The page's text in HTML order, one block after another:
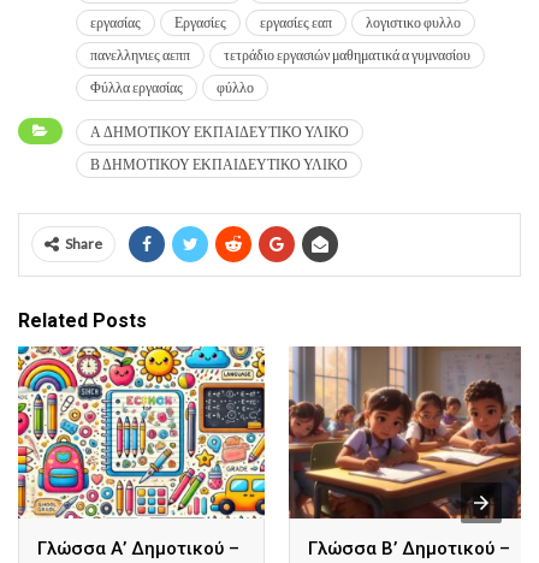
εργασίας
Εργασίες εργασίες εαπ
λογιστικο φυλλο
πανελληνιες αεππ
τετράδιο εργασιών μαθηματικά α γυμνασίου
Φύλλα εργασίας
φύλλο
Α ΔΗΜΟΤΙΚΟΥ ΕΚΠΑΙΔΕΥΤΙΚΟ ΥΛΙΚΟ
Β ΔΗΜΟΤΙΚΟΥ ΕΚΠΑΙΔΕΥΤΙΚΟ ΥΛΙΚΟ
Share
Related Posts
Γλώσσα Α’ Δημοτικού –
Γλώσσα B’ Δημοτικού –